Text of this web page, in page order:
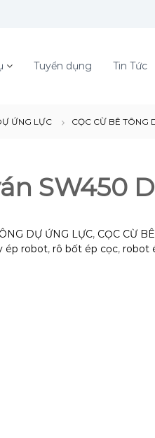
Tuyển dụng Tin Tức
ỨNG LỰC CỌC CỪ BÊ TÔNG
SW450
DỰ ỨNG LỰC, CỌC CỪ
ép robot, rô bốt ép cọc, robot